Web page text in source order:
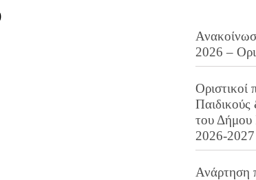
2026 –
Οριστικοί
του Δήμου
2026-2027
Ανάρτηση